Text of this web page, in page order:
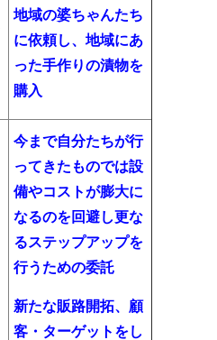
地域の婆ちゃんたち
に依頼し、地域にあ
った手作りの漬物を
購入
今まで自分たちが行
ってきたものでは設
備やコストが膨大に
なるのを回避し更な
るステップアップを
行うための委託
新たな販路開拓、顧
客・ターゲットをし